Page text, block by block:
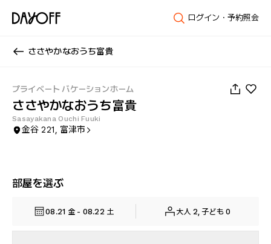
ログイン・予約照会
ささやかなおうち富貴
プライベート バケーションホーム
ささやかなおうち富貴
Sasayakana Ouchi Fuuki
金谷 221, 富津市
部屋を選ぶ
08.21 金 - 08.22 土 大人 2, 子ども 0